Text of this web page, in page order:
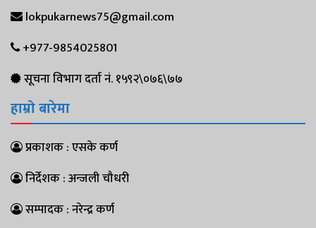
lokpukarnews75@gmail.com
+977-9854025801
सूचना विभाग दर्ता नं. १५९२\०७६\७७
हाम्रो बारेमा
प्रकाशक : एसके कर्ण
निर्देशक : अन्जली चौधरी
सम्पादक : नरेन्द्र कर्ण